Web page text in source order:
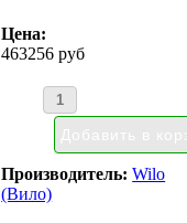
Цена:
463256 руб
Производитель:Wilo
(Вило)